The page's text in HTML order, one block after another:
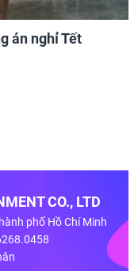
án nghỉ Tết
CO., LTD
phố Hồ Chí Minh